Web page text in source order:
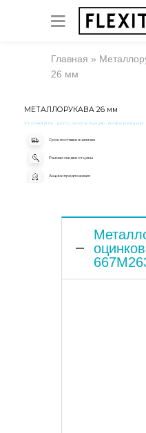
Главная »
26 мм
МЕТАЛЛОРУКАВА 26 мм
Уточняйте дополнительную информацию
Срок поставки и наличие
Размер скидки от цены
Акции и предложения